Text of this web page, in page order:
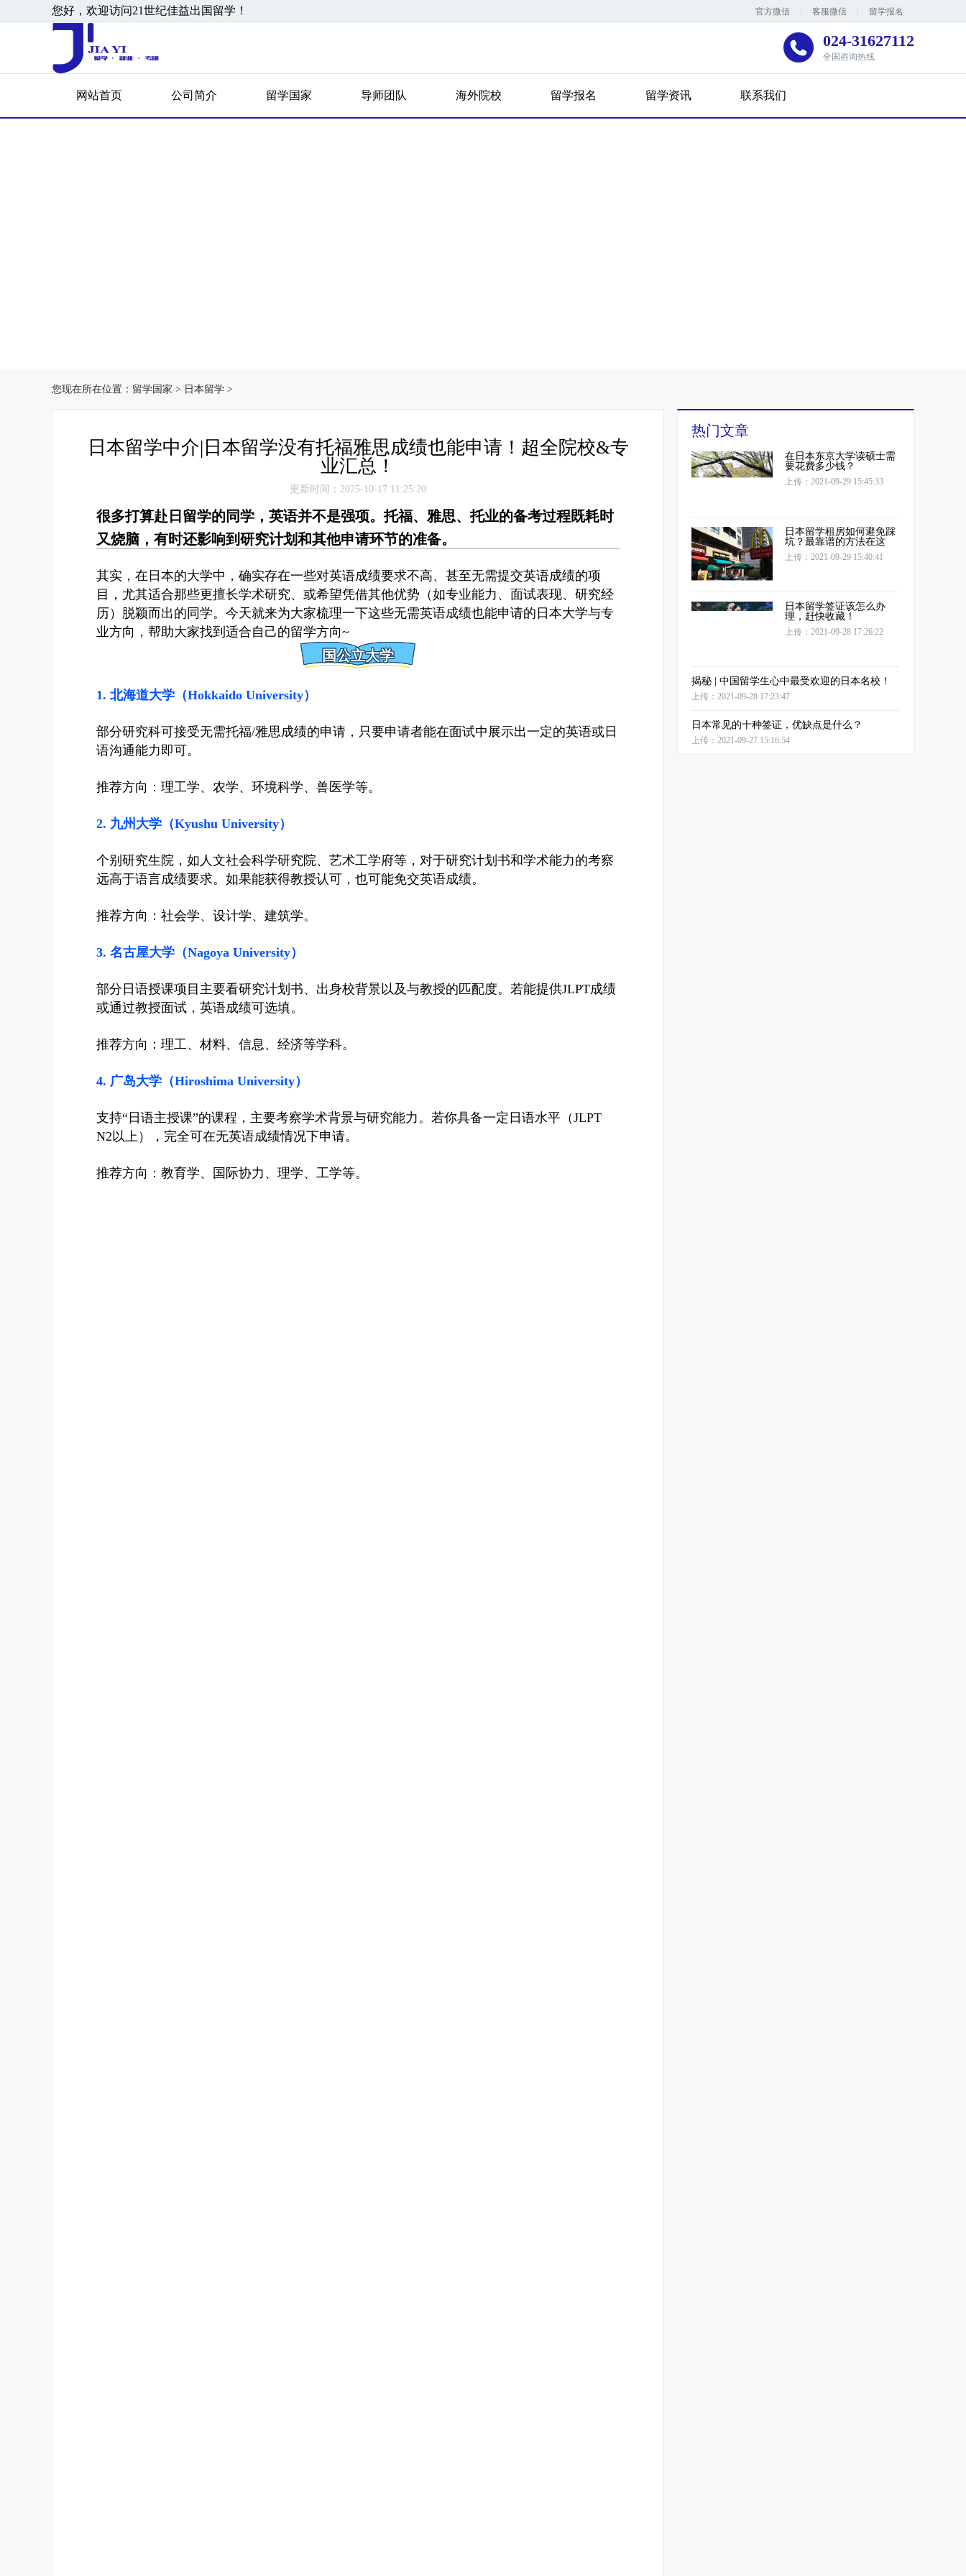
您好，欢迎访问21世纪佳益出国留学！ 官方微信 客服微信 留学报名
024-31627112
全国咨询热线
网站首页 公司简介 留学国家 导师团队 海外院校 留学报名 留学资讯 联系我们
您现在所在位置： 留学国家 > 日本留学 >
日本留学中介|日本留学没有托福雅思成绩也能申请！超全院校&专
业汇总！
更新时间：2025-10-17 11:25:20
很多打算赴日留学的同学，英语并不是强项。托福、雅思、托业的备考过程既耗时
又烧脑，有时还影响到研究计划和其他申请环节的准备。
其实，在日本的大学中，确实存在一些对英语成绩要求不高、甚至无需提交英语成绩的项
目，尤其适合那些更擅长学术研究、或希望凭借其他优势（如专业能力、面试表现、研究经
历）脱颖而出的同学。 今天就来为大家梳理一下这些无需英语成绩也能申请的日本大学与专
业方向，帮助大家找到适合自己的留学方向~
国公立大学
1. 北海道大学（Hokkaido University）
部分研究科可接受无需托福/雅思成绩的申请，只要申请者能在面试中展示出一定的英语或日
语沟通能力即可。
推荐方向：理工学、农学、环境科学、兽医学等。
2. 九州大学（Kyushu University）
个别研究生院，如人文社会科学研究院、艺术工学府等，对于研究计划书和学术能力的考察
远高于语言成绩要求。如果能获得教授认可，也可能免交英语成绩。
推荐方向：社会学、设计学、建筑学。
3. 名古屋大学（Nagoya University）
部分日语授课项目主要看研究计划书、出身校背景以及与教授的匹配度。若能提供JLPT成绩
或通过教授面试，英语成绩可选填。
推荐方向：理工、材料、信息、经济等学科。
4. 广岛大学（Hiroshima University）
支持“日语主授课”的课程，主要考察学术背景与研究能力。若你具备一定日语水平（JLPT
N2以上），完全可在无英语成绩情况下申请。
推荐方向：教育学、国际协力、理学、工学等。
热门文章
在日本东京大学读硕士需
要花费多少钱？
上传：2021-09-29 15:45:33
日本留学租房如何避免踩
坑？最靠谱的方法在这
上传：2021-09-29 15:40:41
日本留学签证该怎么办
理，赶快收藏！
上传：2021-09-28 17:26:22
揭秘 | 中国留学生心中最受欢迎的日本名校！
上传：2021-09-28 17:23:47
日本常见的十种签证，优缺点是什么？
上传：2021-09-27 15:16:54